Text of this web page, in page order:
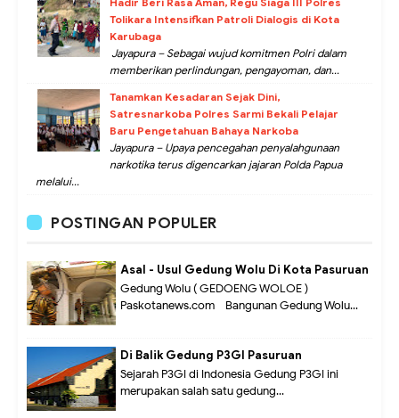
Tolikara Intensifkan Patroli Dialogis di Kota
Karubaga
Jayapura – Sebagai wujud komitmen Polri dalam
memberikan perlindungan, pengayoman, dan...
Tanamkan Kesadaran Sejak Dini,
Satresnarkoba Polres Sarmi Bekali Pelajar
Baru Pengetahuan Bahaya Narkoba
Jayapura – Upaya pencegahan penyalahgunaan
narkotika terus digencarkan jajaran Polda Papua
melalui...
POSTINGAN POPULER
Asal - Usul Gedung Wolu Di Kota Pasuruan
Gedung Wolu ( GEDOENG WOLOE )
Paskotanews.com - Bangunan Gedung Wolu...
Di Balik Gedung P3GI Pasuruan
Sejarah P3GI di Indonesia Gedung P3GI ini
merupakan salah satu gedung...